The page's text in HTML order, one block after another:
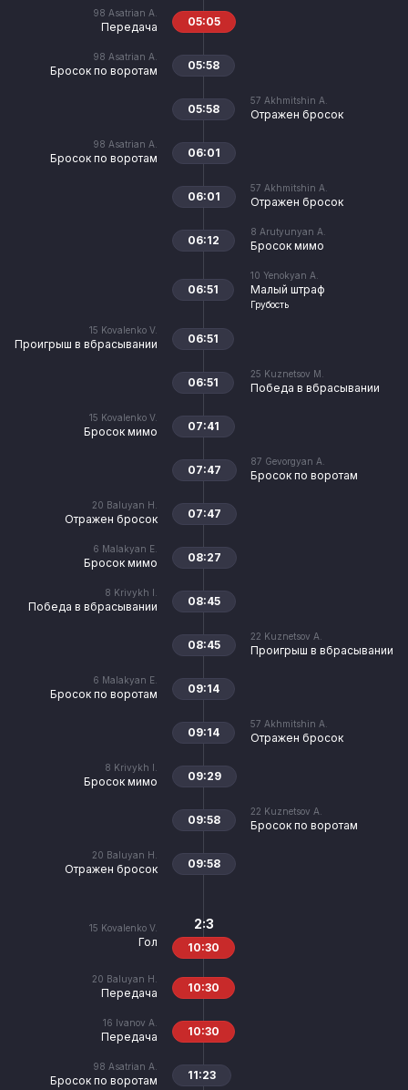
98 Asatrian A.
Передача 05:05
98 Asatrian A.
Бросок по воротам 05:58
57 Akhmitshin A.
Отражен бросок
05:58
98 Asatrian A.
Бросок по воротам 06:01
57 Akhmitshin A.
Отражен бросок
06:01
8 Arutyunyan A.
Бросок мимо
06:12
10 Yenokyan A.
Малый штраф
Грубость
06:51
15 Kovalenko V.
Проигрыш в вбрасывании 06:51
25 Kuznetsov M.
Победа в вбрасывании
06:51
15 Kovalenko V.
Бросок мимо 07:41
87 Gevorgyan A.
Бросок по воротам
07:47
20 Baluyan H.
Отражен бросок 07:47
6 Malakyan E.
Бросок мимо 08:27
8 Krivykh I.
Победа в вбрасывании 08:45
22 Kuznetsov A.
Проигрыш в вбрасывании
08:45
6 Malakyan E.
Бросок по воротам 09:14
57 Akhmitshin A.
Отражен бросок
09:14
8 Krivykh I.
Бросок мимо 09:29
22 Kuznetsov A.
Бросок по воротам
09:58
20 Baluyan H.
Отражен бросок 09:58
15 Kovalenko V.
Гол
2:3
10:30
20 Baluyan H.
Передача 10:30
16 Ivanov A.
Передача 10:30
98 Asatrian A.
Бросок по воротам 11:23